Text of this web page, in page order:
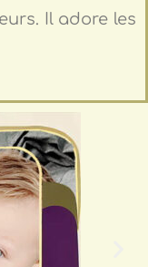
Il adore les